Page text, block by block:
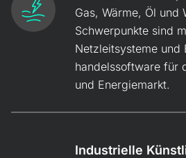
Gas, Wärme, Öl und
Schwer­punkte sind
Netz­leit­systeme
handels­software für
und Energiemarkt.
Industrielle